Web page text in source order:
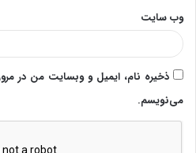
وب‌ سایت
ذخیره نام، ایمیل و وبسایت من در
می‌نویسم.